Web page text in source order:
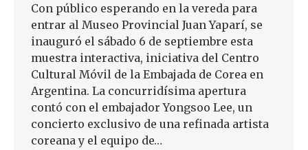
Con público esperando en la vereda para
entrar al Museo Provincial Juan Yaparí, se
inauguró el sábado 6 de septiembre esta
muestra interactiva, iniciativa del Centro
Cultural Móvil de la Embajada de Corea en
Argentina. La concurridísima apertura
contó con el embajador Yongsoo Lee, un
concierto exclusivo de una refinada artista
coreana y el equipo de…